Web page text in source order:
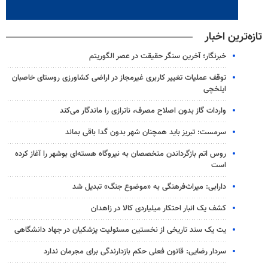
تازه‌ترین اخبار
خبرنگار؛ آخرین سنگر حقیقت در عصر الگوریتم
توقف عملیات تغییر کاربری غیرمجاز در اراضی کشاورزی روستای خاصبان
ایلخچی
واردات گاز بدون اصلاح مصرف، ناترازی را ماندگار می‌کند
سرمست: تبریز باید همچنان شهر بدون گدا باقی بماند
روس اتم بازگرداندن متخصصان به نیروگاه هسته‌ای بوشهر را آغاز کرده
است
دارابی: میراث‌فرهنگی به «موضوع جنگ» تبدیل شد
کشف یک انبار احتکار میلیاردی کالا در زاهدان
یت یک سند تاریخی از نخستین مسئولیت پزشکیان در جهاد دانشگاهی
سردار رضایی: قانون فعلی حکم بازدارندگی برای مجرمان ندارد